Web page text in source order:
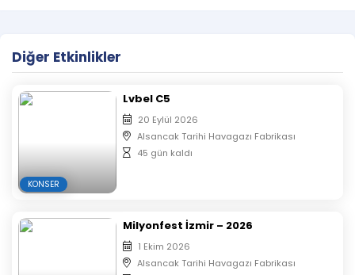
Diğer Etkinlikler
KONSER
Lvbel C5
20 Eylül 2026
Alsancak Tarihi Havagazı Fabrikası
45 gün kaldı
Milyonfest İzmir – 2026
1 Ekim 2026
Alsancak Tarihi Havagazı Fabrikası